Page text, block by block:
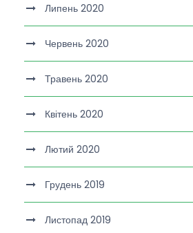
Липень 2020
Червень 2020
Травень 2020
Квітень 2020
Лютий 2020
Грудень 2019
Листопад 2019